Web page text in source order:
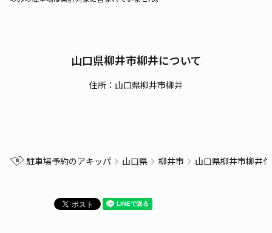
山口県柳井市柳井について
住所：山口県柳井市柳井
駐車場予約のアキッパ 山口県 柳井市 山口県柳井市柳井